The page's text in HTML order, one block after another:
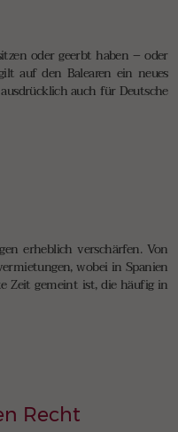
oder geerbt haben – oder
auf den Balearen ein neues
auch für Deutsche
erheblich verschärfen. Von
wobei in Spanien
Zeit gemeint ist, die häufig in
Recht